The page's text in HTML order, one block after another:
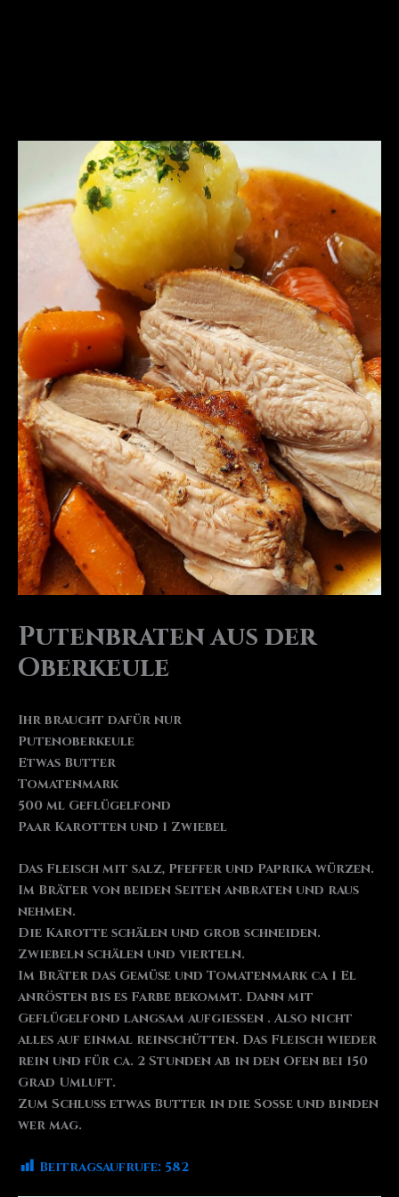
Putenbraten aus der
Oberkeule
Ihr braucht dafür nur
Putenoberkeule
Etwas Butter
Tomatenmark
500 ml Geflügelfond
Paar Karotten und 1 Zwiebel
Das Fleisch mit salz, Pfeffer und Paprika würzen.
Im Bräter von beiden Seiten anbraten und raus
nehmen.
Die Karotte schälen und grob schneiden.
Zwiebeln schälen und vierteln.
Im Bräter das Gemüse und Tomatenmark ca 1 El
anrösten bis es Farbe bekommt. Dann mit
Geflügelfond langsam aufgießen . Also nicht
alles auf einmal reinschütten. Das Fleisch wieder
rein und für ca. 2 Stunden ab in den Ofen bei 150
Grad Umluft.
Zum Schluss etwas Butter in die Soße und binden
wer mag.
Beitragsaufrufe: 582